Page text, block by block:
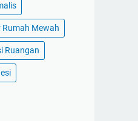
Rumah Mewah
Ruangan